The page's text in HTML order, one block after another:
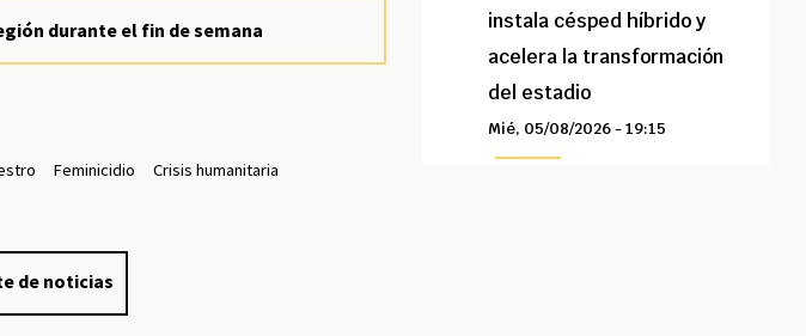
durante el fin de semana
Feminicidio
Crisis humanitaria
de noticias
instala césped híbrido y
acelera la transformación
del estadio
Mié, 05/08/2026 - 19:15